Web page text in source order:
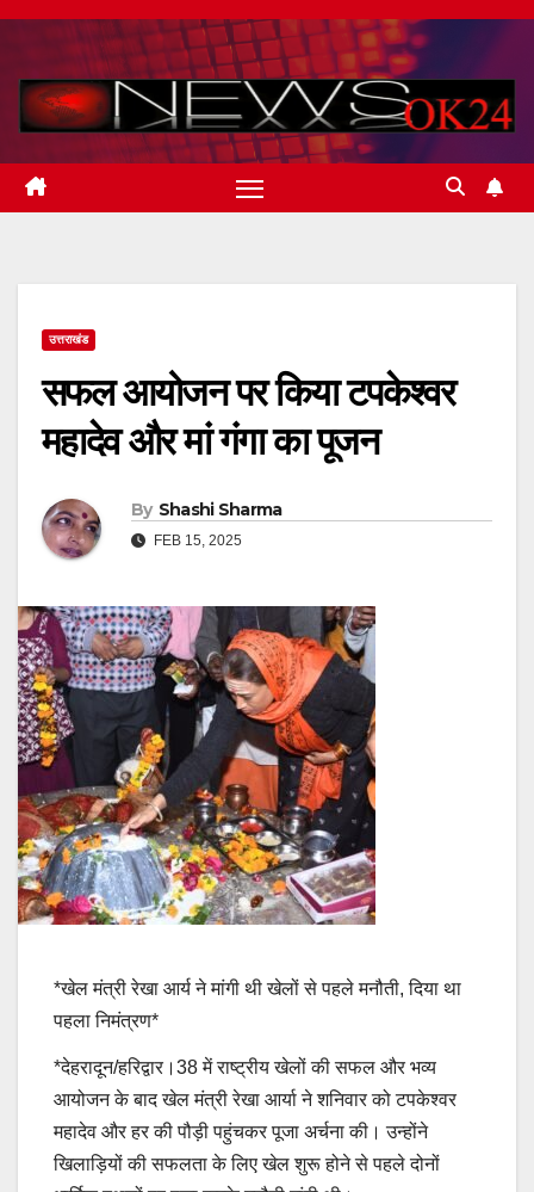
Skip
content
उत्तराखंड
सफल आयोजन पर किया टपकेश्वर
महादेव और मां गंगा का पूजन
By Shashi Sharma
FEB 15, 2025
*खेल मंत्री रेखा आर्य ने मांगी थी खेलों से पहले मनौती, दिया था
पहला निमंत्रण*
*देहरादून/हरिद्वार।38 में राष्ट्रीय खेलों की सफल और भव्य
आयोजन के बाद खेल मंत्री रेखा आर्या ने शनिवार को टपकेश्वर
महादेव और हर की पौड़ी पहुंचकर पूजा अर्चना की। उन्होंने
खिलाड़ियों की सफलता के लिए खेल शुरू होने से पहले दोनों